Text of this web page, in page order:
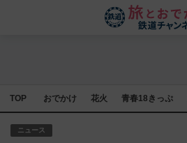
TOP おでかけ 花火 青春18きっぷ
ニュース